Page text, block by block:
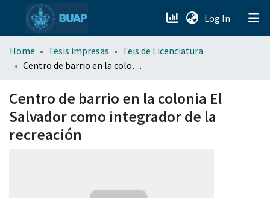
Log In (current)
menu.section.about_menu
Home Tesis impresas
Teis de Licenciatura
Centro de barrio en la colonia El Salvador como integrador de la recreación
Centro de barrio en la colonia El
Salvador como integrador de la
recreación